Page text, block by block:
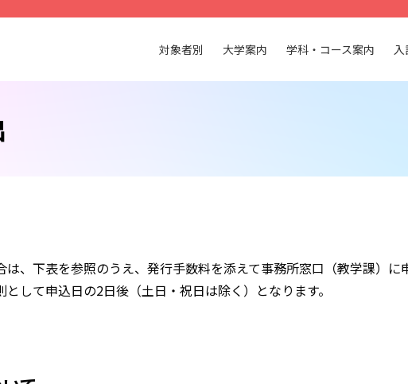
対象者別 大学案内 学科・コース案内 入
は、下表を参照のうえ、発行手数料を添えて事務所窓口（教学課）に
して申込日の2日後（土日・祝日は除く）となります。